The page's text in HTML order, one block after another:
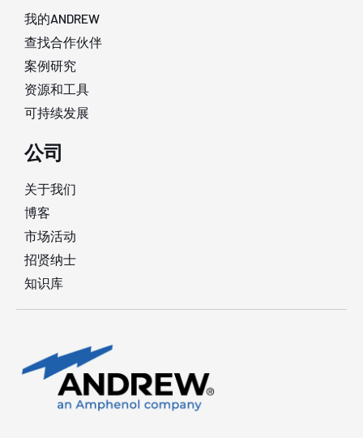
我的ANDREW
查找合作伙伴
案例研究
资源和工具
可持续发展
公司
关于我们
博客
市场活动
招贤纳士
知识库